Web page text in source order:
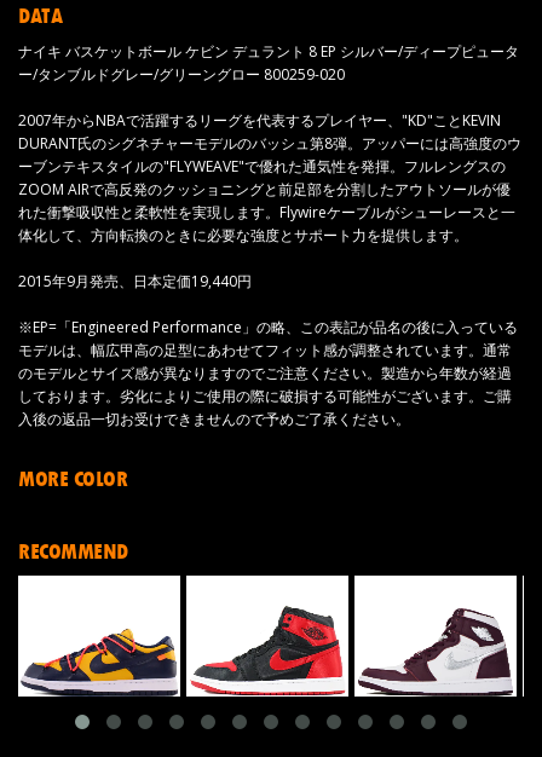
DATA
ナイキ バスケットボール ケビン デュラント 8 EP シルバー/ディープピュータ
ー/タンブルドグレー/グリーングロー 800259-020
2007年からNBAで活躍するリーグを代表するプレイヤー、"KD"ことKEVIN
DURANT氏のシグネチャーモデルのバッシュ第8弾。アッパーには高強度のウ
ーブンテキスタイルの"FLYWEAVE"で優れた通気性を発揮。フルレングスの
ZOOM AIRで高反発のクッショニングと前足部を分割したアウトソールが優
れた衝撃吸収性と柔軟性を実現します。Flywireケーブルがシューレースと一
体化して、方向転換のときに必要な強度とサポート力を提供します。
2015年9月発売、日本定価19,440円
※EP=「Engineered Performance」の略、この表記が品名の後に入っている
モデルは、幅広甲高の足型にあわせてフィット感が調整されています。通常
のモデルとサイズ感が異なりますのでご注意ください。製造から年数が経過
しております。劣化によりご使用の際に破損する可能性がございます。ご購
入後の返品一切お受けできませんので予めご了承ください。
MORE COLOR
RECOMMEND